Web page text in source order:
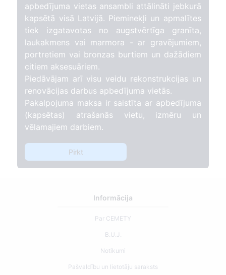
apbedījuma vietas ansambli attālināti jebkurā
kapsētā visā Latvijā. Pieminekļi un apmalītes
tiek izgatavotas no augstvērtīga granīta,
laukakmens vai marmora - ar gravējumiem,
portretiem vai bronzas burtiem un dažādiem
citiem aksesuāriem.
Piedāvājam arī visu veidu rekonstrukcijas un
renovācijas darbus apbedījuma vietās.
Pakalpojuma maksa ir saistīta ar apbedījuma
(kapsētas) atrašanās vietu, izmēru un
vēlamajiem darbiem.
Pirkt
Informācija
Par CEMETY
B.U.J.
Notikumi
Pašvaldību un lietotāju saraksts